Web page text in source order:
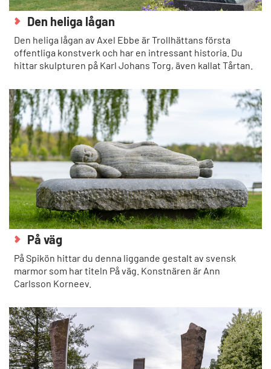
Den heliga lågan
Den heliga lågan av Axel Ebbe är Trollhättans första
offentliga konstverk och har en intressant historia. Du
hittar skulpturen på Karl Johans Torg, även kallat Tårtan.
På väg
På Spikön hittar du denna liggande gestalt av svensk
marmor som har titeln På väg. Konstnären är Ann
Carlsson Korneev.